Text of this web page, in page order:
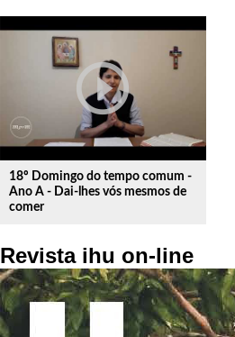
play_circle_outline
18º Domingo do tempo comum -
Ano A - Dai-lhes vós mesmos de
comer
Revista ihu on-line